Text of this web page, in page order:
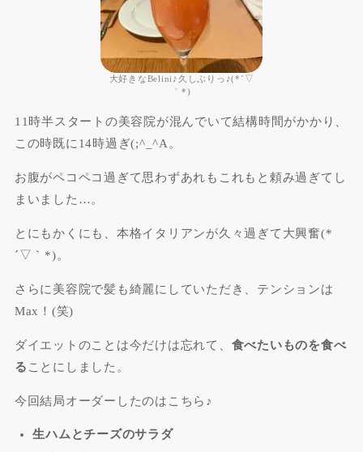
大好きなBelini♪久しぶりっ♪(*´▽
｀*)
11時半スタートの美容院が混んでいて結構時間がかかり、
この時既に14時過ぎ(;^_^A。
お腹がペコペコ過ぎて思わずあれもこれもと頼み過ぎてし
まいました…。
とにもかくにも、本格イタリアンが久々過ぎて大興奮(*
´▽｀*)。
さらに美容院で髪も綺麗にしていただき、テンションは
Max！(笑)
ダイエットのことは今だけは忘れて、 食べたいものを食べ
る ことにしました。
今回結局オーダーしたのはこちら♪
生ハムとチーズのサラダ